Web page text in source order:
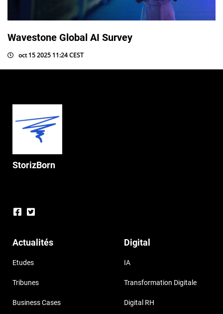
Wavestone Global AI Survey
oct 15 2025 11:24 CEST
StorizBorn
Actualités
Etudes
Tribunes
Business Cases
Digital
IA
Transformation Digitale
Digital RH